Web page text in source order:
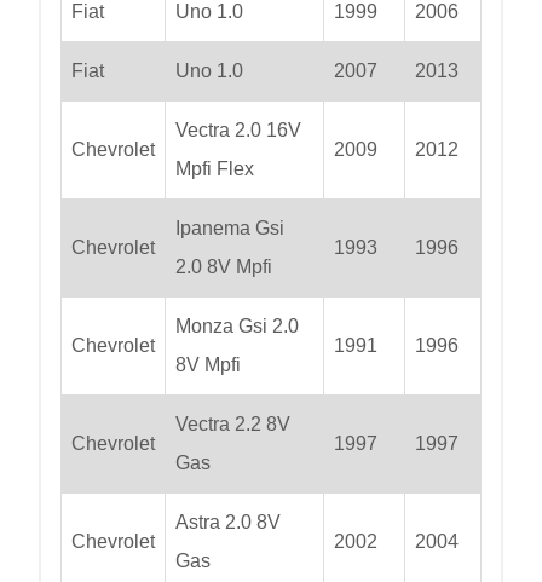
Fiat Uno 1.0 1999 2006
Fiat Uno 1.0 2007 2013
Chevrolet
Vectra 2.0 16V
Mpfi Flex
2009 2012
Chevrolet
Ipanema Gsi
2.0 8V Mpfi
1993 1996
Chevrolet
Monza Gsi 2.0
8V Mpfi
1991 1996
Chevrolet
Vectra 2.2 8V
Gas
1997 1997
Chevrolet
Astra 2.0 8V
Gas
2002 2004